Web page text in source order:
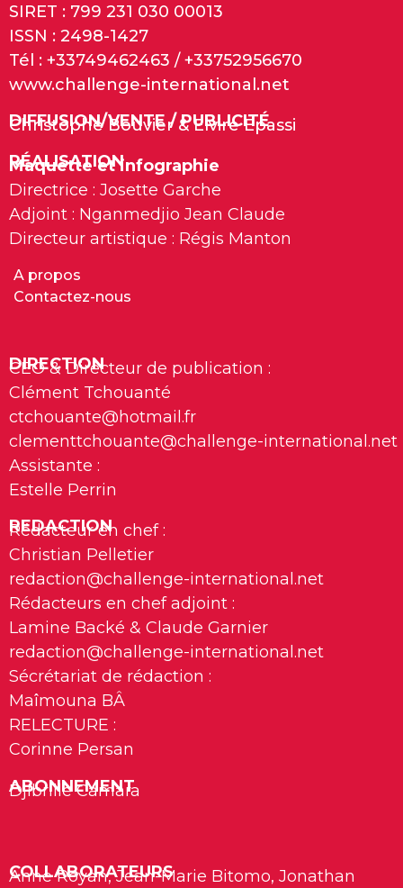
SIRET : 799 231 030 00013
ISSN : 2498-1427
Tél : +33749462463 / +33752956670
www.challenge-international.net
DIFFUSION/VENTE / PUBLICITÉ
Christophe Bouvier & Elvire Epassi
RÉALISATION
Maquette et infographie
Directrice : Josette Garche
Adjoint : Nganmedjio Jean Claude
Directeur artistique : Régis Manton
A propos
Contactez-nous
DIRECTION
CEO & Directeur de publication :
Clément Tchouanté
ctchouante@hotmail.fr
clementtchouante@challenge-international.net
Assistante :
Estelle Perrin
REDACTION
Rédacteur en chef :
Christian Pelletier
redaction@challenge-international.net
Rédacteurs en chef adjoint :
Lamine Backé & Claude Garnier
redaction@challenge-international.net
Sécrétariat de rédaction :
Maîmouna BÂ
RELECTURE :
Corinne Persan
ABONNEMENT
Djibrille Camara
COLLABORATEURS
Anne Royan, Jean-Marie Bitomo, Jonathan